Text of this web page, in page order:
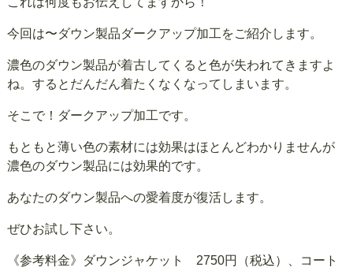
今回は〜ダウン製品ダークアップ加工をご紹介します。
濃色のダウン製品が着古してくると色が失われてきますよ
ね。するとだんだん着たくなくなってしまいます。
そこで！ダークアップ加工です。
もともと薄い色の素材には効果はほとんどわかりませんが
濃色のダウン製品には効果的です。
あなたのダウン製品への愛着度が復活します。
ぜひお試し下さい。
《参考料金》ダウンジャケット 2750円（税込）、コート